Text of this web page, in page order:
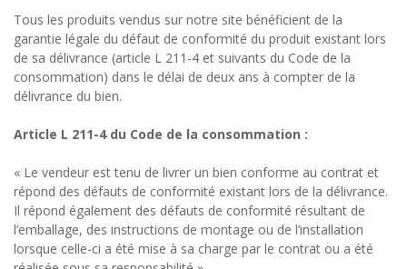
Tous les produits vendus sur notre site bénéficient de la
garantie légale du défaut de conformité du produit existant lors
de sa délivrance (article L 211-4 et suivants du Code de la
consommation) dans le délai de deux ans à compter de la
délivrance du bien.
Article L 211-4 du Code de la consommation :
« Le vendeur est tenu de livrer un bien conforme au contrat et
répond des défauts de conformité existant lors de la délivrance.
Il répond également des défauts de conformité résultant de
l’emballage, des instructions de montage ou de l’installation
lorsque celle-ci a été mise à sa charge par le contrat ou a été